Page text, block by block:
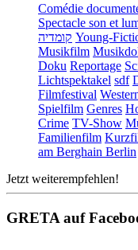
Comédie
Spectacle son et
קומדיה Young-
Musikfilm
Doku Reportage
Lichtspektakel sdf
Filmfestival
Spielfilm Genres
Crime TV-Show
Familienfilm
am Berghain Berlin
Jetzt weiterempfehlen!
GRETA auf